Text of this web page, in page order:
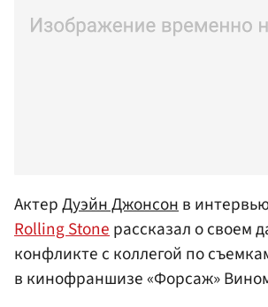
АктерДуэйн Джонсонв
Rolling Stoneрассказал о своем
конфликте с коллегой по
в кинофраншизе «Форсаж»